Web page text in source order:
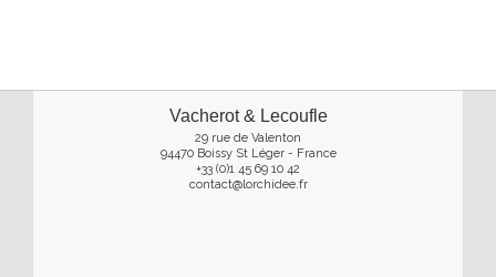
Vacherot & Lecoufle
29 rue de Valenton
94470 Boissy St Léger - France
+33 (0)1 45 69 10 42
contact@lorchidee.fr